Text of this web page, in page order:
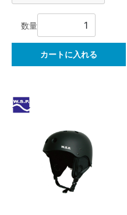
数量
カートに入れる